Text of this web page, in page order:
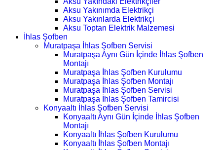
Aksu Yakınımda Elektrikçi
Aksu Yakınlarda Elektrikçi
Aksu Toptan Elektrik Malzemesi
İhlas Şofben
Muratpaşa İhlas Şofben Servisi
Muratpaşa Aynı Gün İçinde İhlas Şofben
Montajı
Muratpaşa İhlas Şofben Kurulumu
Muratpaşa İhlas Şofben Montajı
Muratpaşa İhlas Şofben Servisi
Muratpaşa İhlas Şofben Tamircisi
Konyaaltı İhlas Şofben Servisi
Konyaaltı Aynı Gün İçinde İhlas Şofben
Montajı
Konyaaltı İhlas Şofben Kurulumu
Konyaaltı İhlas Şofben Montajı